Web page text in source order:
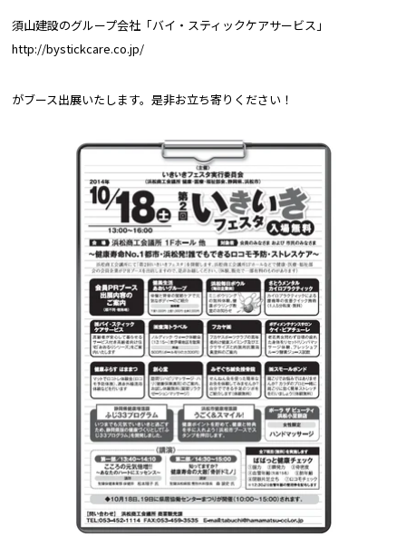
須山建設のグループ会社「バイ・スティックケアサービス」
http://bystickcare.co.jp/
がブース出展いたします。是非お立ち寄りください！